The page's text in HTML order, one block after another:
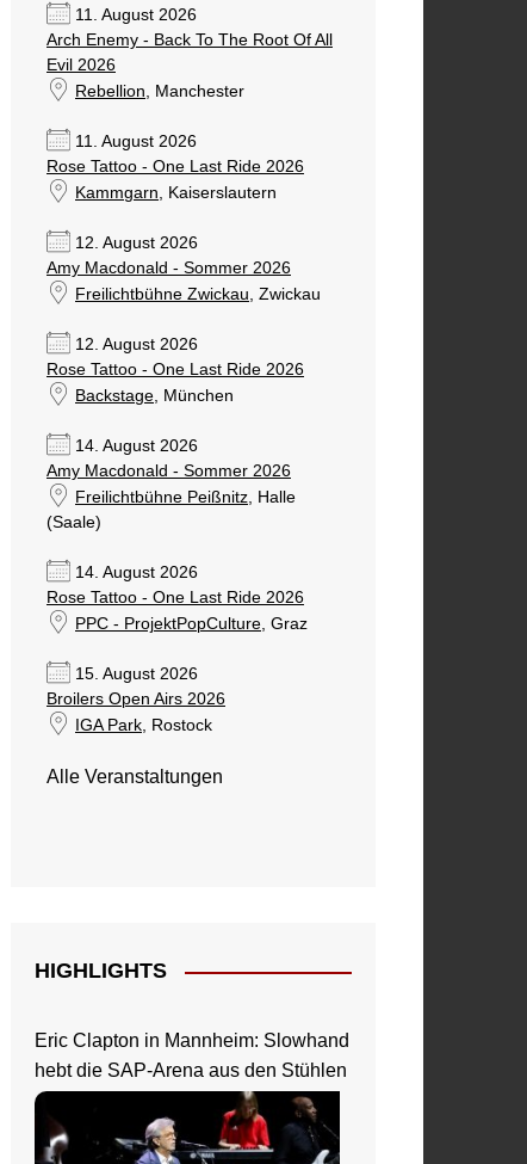
11. August 2026
Arch Enemy - Back To The Root Of All
Evil 2026
Rebellion, Manchester
11. August 2026
Rose Tattoo - One Last Ride 2026
Kammgarn, Kaiserslautern
12. August 2026
Amy Macdonald - Sommer 2026
Freilichtbühne Zwickau, Zwickau
12. August 2026
Rose Tattoo - One Last Ride 2026
Backstage, München
14. August 2026
Amy Macdonald - Sommer 2026
Freilichtbühne Peißnitz, Halle
(Saale)
14. August 2026
Rose Tattoo - One Last Ride 2026
PPC - ProjektPopCulture, Graz
15. August 2026
Broilers Open Airs 2026
IGA Park, Rostock
Alle Veranstaltungen
HIGHLIGHTS
Eric Clapton in Mannheim: Slowhand
hebt die SAP-Arena aus den Stühlen